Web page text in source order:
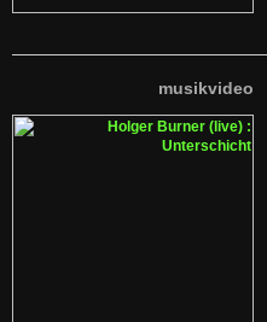
musikvideo